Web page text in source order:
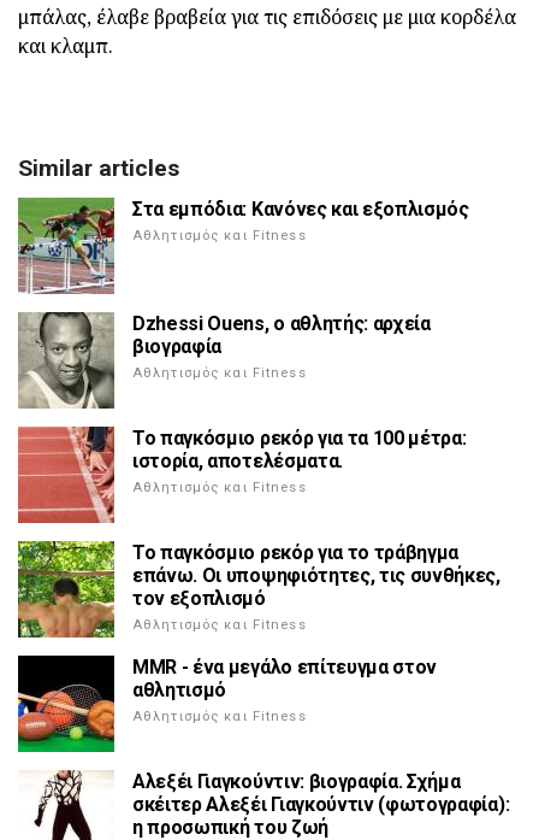
μπάλας, έλαβε βραβεία για τις επιδόσεις με μια κορδέλα
και κλαμπ.
Similar articles
Στα εμπόδια: Κανόνες και εξοπλισμός
Αθλητισμός και Fitness
Dzhessi Ouens, ο αθλητής: αρχεία
βιογραφία
Αθλητισμός και Fitness
Το παγκόσμιο ρεκόρ για τα 100 μέτρα:
ιστορία, αποτελέσματα.
Αθλητισμός και Fitness
Το παγκόσμιο ρεκόρ για το τράβηγμα
επάνω. Οι υποψηφιότητες, τις συνθήκες,
τον εξοπλισμό
Αθλητισμός και Fitness
MMR - ένα μεγάλο επίτευγμα στον
αθλητισμό
Αθλητισμός και Fitness
Αλεξέι Γιαγκούντιν: βιογραφία. Σχήμα
σκέιτερ Αλεξέι Γιαγκούντιν (φωτογραφία):
η προσωπική του ζωή